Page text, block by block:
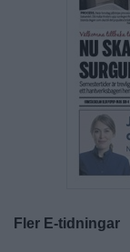
Fler E-tidningar